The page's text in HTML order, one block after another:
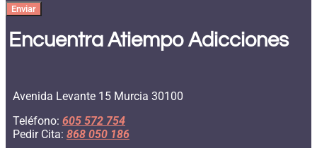
Enviar
Encuentra Atiempo Adicciones
Avenida Levante 15 Murcia 30100
Teléfono: 605 572 754
Pedir Cita: 868 050 186